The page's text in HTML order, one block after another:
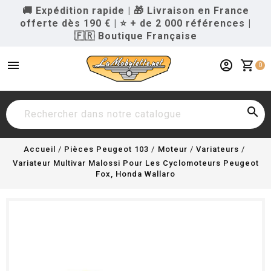
🚚 Expédition rapide | 🎁 Livraison en France
offerte dès 190 € | ⭐ + de 2 000 références |
🇫🇷 Boutique Française
menu shopping_cart 0
account_circle

Accueil Pièces Peugeot 103 Moteur
Variateurs
Variateur Multivar Malossi Pour Les Cyclomoteurs Peugeot
Fox, Honda Wallaro